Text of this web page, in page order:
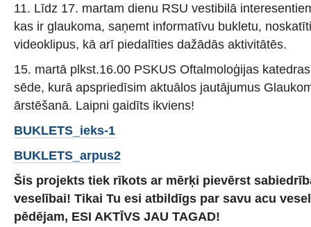
11. Līdz 17. martam dienu RSU vestibilā
kas ir glaukoma, saņemt informatīvu bukletu,
videoklipus, kā arī piedalīties dažādās aktivitātēs.
15. martā plkst.16.00 PSKUS Oftalmoloģijas
sēde, kurā apspriedīsim aktuālos jautājumus
ārstēšanā. Laipni gaidīts ikviens!
BUKLETS_ieks-1
BUKLETS_arpus2
Šis projekts tiek rīkots ar mērķi pievērst
veselībai! Tikai Tu esi atbildīgs par savu acu
pēdējam, ESI AKTĪVS JAU TAGAD!